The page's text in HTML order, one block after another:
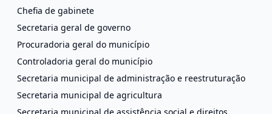
Chefia de gabinete
Secretaria geral de governo
Procuradoria geral do município
Controladoria geral do município
Secretaria municipal de administração e reestruturação
Secretaria municipal de agricultura